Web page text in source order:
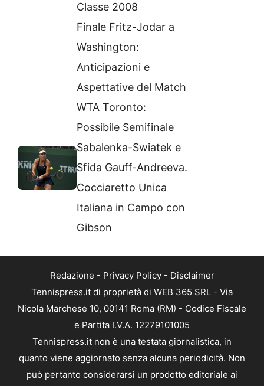
Classe 2008
Finale Fritz-Jodar a
Washington:
Anticipazioni e
Aspettative del Match
WTA Toronto:
Possibile Semifinale
Sabalenka-Swiatek e
Sfida Gauff-Andreeva.
Cocciaretto Unica
Italiana in Campo con
Gibson
Redazione - Privacy Policy- Disclaimer
Tennispress.it di proprietà di WEB 365 SRL - Via
Nicola Marchese 10, 00141 Roma (RM) - Codice Fiscale
e Partita I.V.A. 12279101005
Tennispress.it non è una testata giornalistica, in
quanto viene aggiornato senza alcuna periodicità. Non
può pertanto considerarsi un prodotto editoriale ai